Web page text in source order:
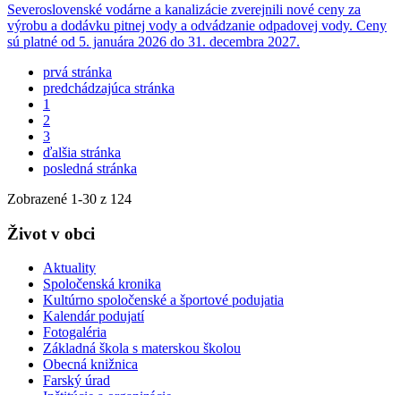
Severoslovenské vodárne a kanalizácie zverejnili nové ceny za
výrobu a dodávku pitnej vody a odvádzanie odpadovej vody. Ceny
sú platné od 5. januára 2026 do 31. decembra 2027.
prvá stránka
predchádzajúca stránka
1
2
3
ďalšia stránka
posledná stránka
Zobrazené 1-30 z 124
Život v obci
Aktuality
Spoločenská kronika
Kultúrno spoločenské a športové podujatia
Kalendár podujatí
Fotogaléria
Základná škola s materskou školou
Obecná knižnica
Farský úrad